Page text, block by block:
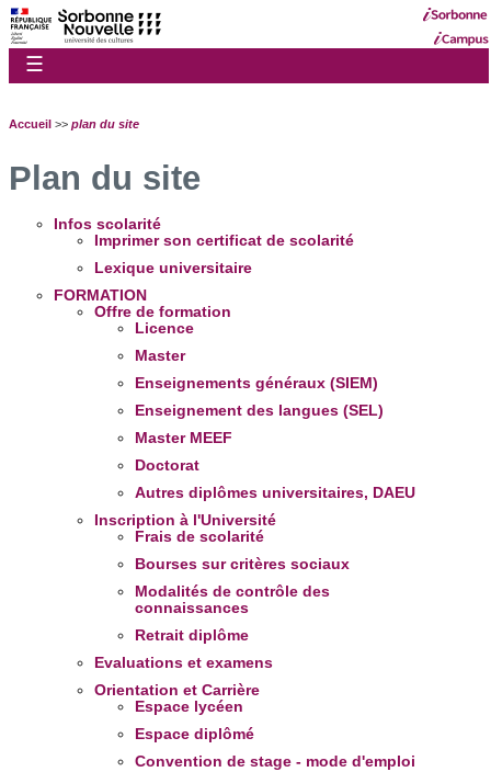
☰
Accueil >> plan du site
Plan du site
Infos scolarité
Imprimer son certificat de scolarité
Lexique universitaire
FORMATION
Offre de formation
Licence
Master
Enseignements généraux (SIEM)
Enseignement des langues (SEL)
Master MEEF
Doctorat
Autres diplômes universitaires, DAEU
Inscription à l'Université
Frais de scolarité
Bourses sur critères sociaux
Modalités de contrôle des
connaissances
Retrait diplôme
Evaluations et examens
Orientation et Carrière
Espace lycéen
Espace diplômé
Convention de stage - mode d'emploi